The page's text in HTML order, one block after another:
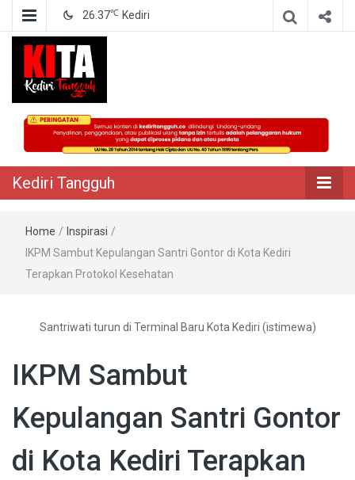
26.37℃ Kediri
Kediri Tangguh
Berita Akurat Terpercaya
Kediri Tangguh
Home / Inspirasi /
IKPM Sambut Kepulangan Santri Gontor di Kota Kediri
Terapkan Protokol Kesehatan
Santriwati turun di Terminal Baru Kota Kediri (istimewa)
IKPM Sambut
Kepulangan Santri Gontor
di Kota Kediri Terapkan